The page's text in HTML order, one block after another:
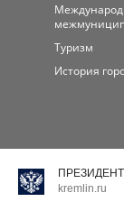
Туризм
История
kremlin.ru